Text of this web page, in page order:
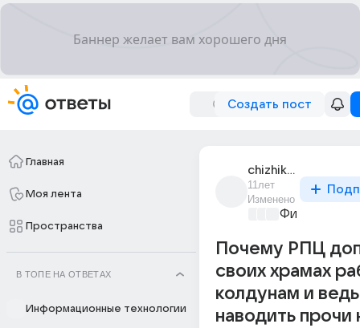
Создать пост
Главная
Моя лента
Пространства
В ТОПЕ НА ОТВЕТАХ
Информационные технологии
chizhik_322
11лет
Изменено
Почему РПЦ
своих храмах
колдунам и
наводить